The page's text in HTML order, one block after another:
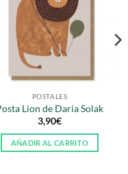
POSTALES
Lion de Daria Solak
3,90€
AÑADIR AL CARRITO